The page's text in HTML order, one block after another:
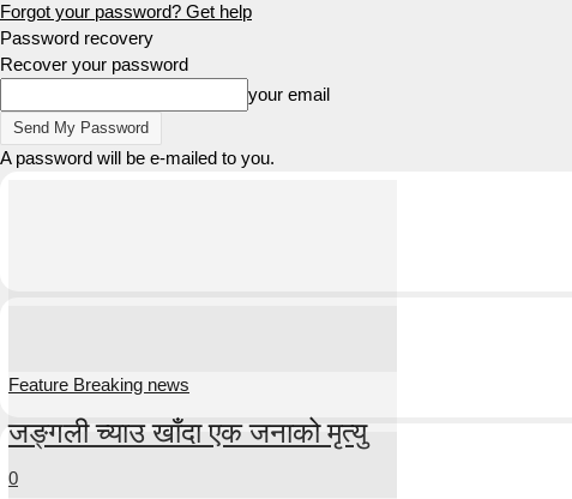
Forgot your password? Get help
Password recovery
Recover your password
your email
A password will be e-mailed to you.
Feature Breaking news
जङ्गली च्याउ खाँदा एक जनाको मृत्यु
0